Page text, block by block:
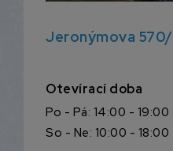
Jeronýmova
Otevírací doba
Po - Pá: 14:00 - 19:00
So - Ne: 10:00 - 18:00